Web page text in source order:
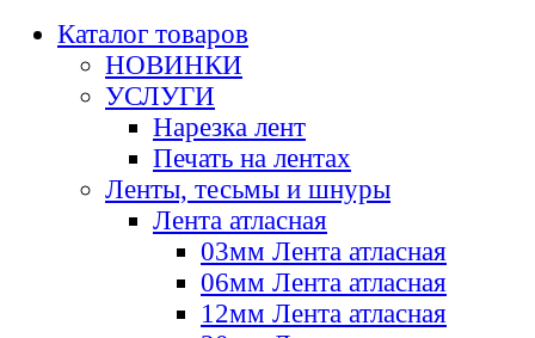
Каталог товаров
НОВИНКИ
УСЛУГИ
Нарезка лент
Печать на лентах
Ленты, тесьмы и шнуры
Лента атласная
03мм Лента атласная
06мм Лента атласная
12мм Лента атласная